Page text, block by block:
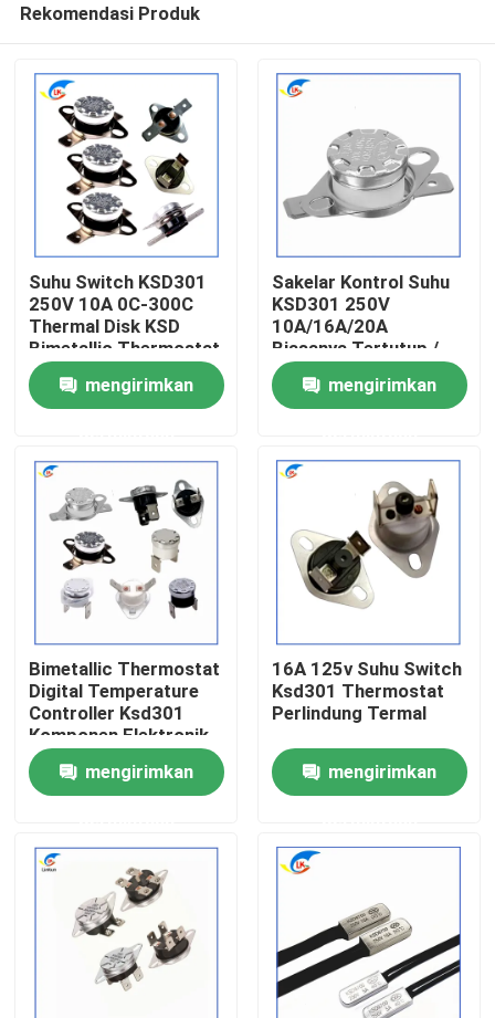
Rumah
Video
Tentang Kami
Kontrol Kualitas
Hubungi Kami
Berita
Kasus-kasus
Rekomendasi Produk
Suhu Switch KSD301
250V 10A 0C-300C
Thermal Disk KSD
Bimetallic Thermostat
mengirimkan
Sakelar Kontrol Suhu
KSD301 250V
10A/16A/20A
Biasanya Tertutup /
Biasanya Terbuka 80
Derajatmengirimkan
Bimetallic Thermostat
Digital Temperature
Controller Ksd301
Komponen Elektronik
Sertifikasi CQC
mengirimkan
16A 125v Suhu Switch
Ksd301 Thermostat
Perlindung Termal
mengirimkan